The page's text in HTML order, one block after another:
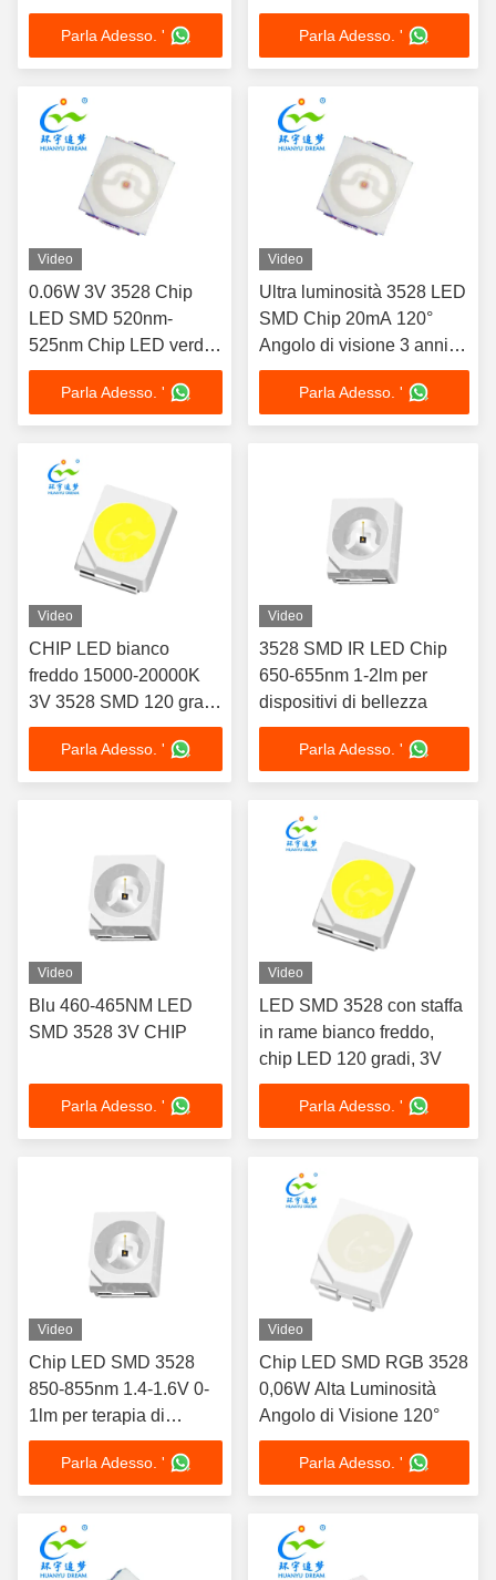
0.06W per la striscia
leggeraParla Adesso. ' Parla Adesso. '
Video
0.06W 3V 3528 Chip
LED SMD 520nm-
525nm Chip LED verde
Ampio angolo di visione
Parla Adesso. '
Video
Ultra luminosità 3528 LED
SMD Chip 20mA 120°
Angolo di visione 3 anni di
garanzia
Parla Adesso. '
Video
CHIP LED bianco
freddo 15000-20000K
3V 3528 SMD 120 gradi
9-11LM
Parla Adesso. '
Video
3528 SMD IR LED Chip
650-655nm 1-2lm per
dispositivi di bellezza
Parla Adesso. '
Video
Blu 460-465NM LED
SMD 3528 3V CHIP
Parla Adesso. '
Video
LED SMD 3528 con staffa
in rame bianco freddo,
chip LED 120 gradi, 3V
Parla Adesso. '
Video
Chip LED SMD 3528
850-855nm 1.4-1.6V 0-
1lm per terapia di
bellezza
Parla Adesso. '
Video
Chip LED SMD RGB 3528
0,06W Alta Luminosità
Angolo di Visione 120°
Parla Adesso. '